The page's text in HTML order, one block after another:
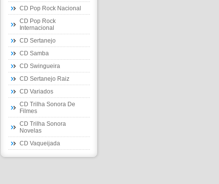
CD Pop Rock Nacional
CD Pop Rock
Internacional
CD Sertanejo
CD Samba
CD Swingueira
CD Sertanejo Raiz
CD Variados
CD Trilha Sonora De
Filmes
CD Trilha Sonora
Novelas
CD Vaqueijada